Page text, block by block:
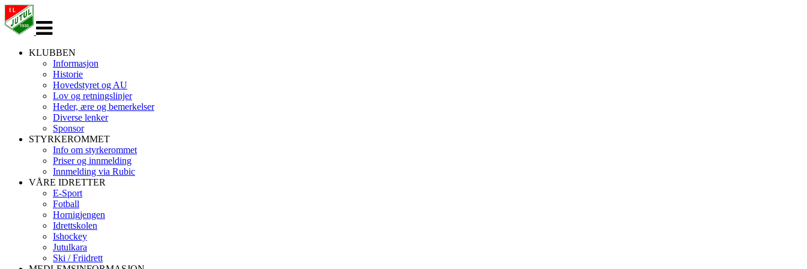
navigasjon
KLUBBEN
Informasjon
Historie
Hovedstyret og AU
Lov og retningslinjer
Heder, ære og bemerkelser
Diverse lenker
Sponsor
STYRKEROMMET
Info om styrkerommet
Priser og innmelding
Innmelding via Rubic
VÅRE IDRETTER
E-Sport
Fotball
Hornigjengen
Idrettskolen
Ishockey
Jutulkara
Ski / Friidrett